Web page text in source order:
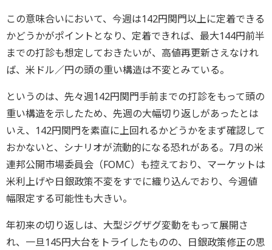
この意味合いにおいて、今週は142円関門以上に定着できる
かどうかがポイントとなり、定着できれば、最大144円前半
までの打診も想定しておきたいが、高値再更新さえなけれ
ば、米ドル／円の頭の重い構造は不変とみている。
というのは、先々週142円関門手前までの打診をもって頭の
重い構造を示したため、先週の大幅切り返しがあったとは
いえ、142円関門を素直に上回れるかどうかをまず確認して
おかないと、シナリオが流動的になる恐れがある。7月の米
連邦公開市場委員会（FOMC）も控えており、マーケットは
米利上げや日銀政策不変をすでに織り込んでおり、今週値
幅限定する可能性も大きい。
年初来の切り返しは、大型ジグザグ変動をもって展開さ
れ、一旦145円大台をトライしたものの、日銀政策修正の思